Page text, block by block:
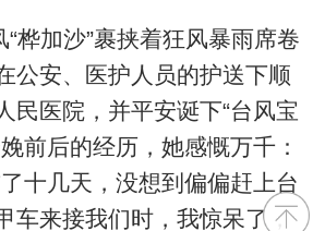
桦加沙”裹挟着狂风暴雨席卷
公安、医护人员的护送下顺
民医院，并平安诞下“台风宝
前后的经历，她感慨万千：
十几天，没想到偏偏赶上台
车来接我们时，我惊呆了，